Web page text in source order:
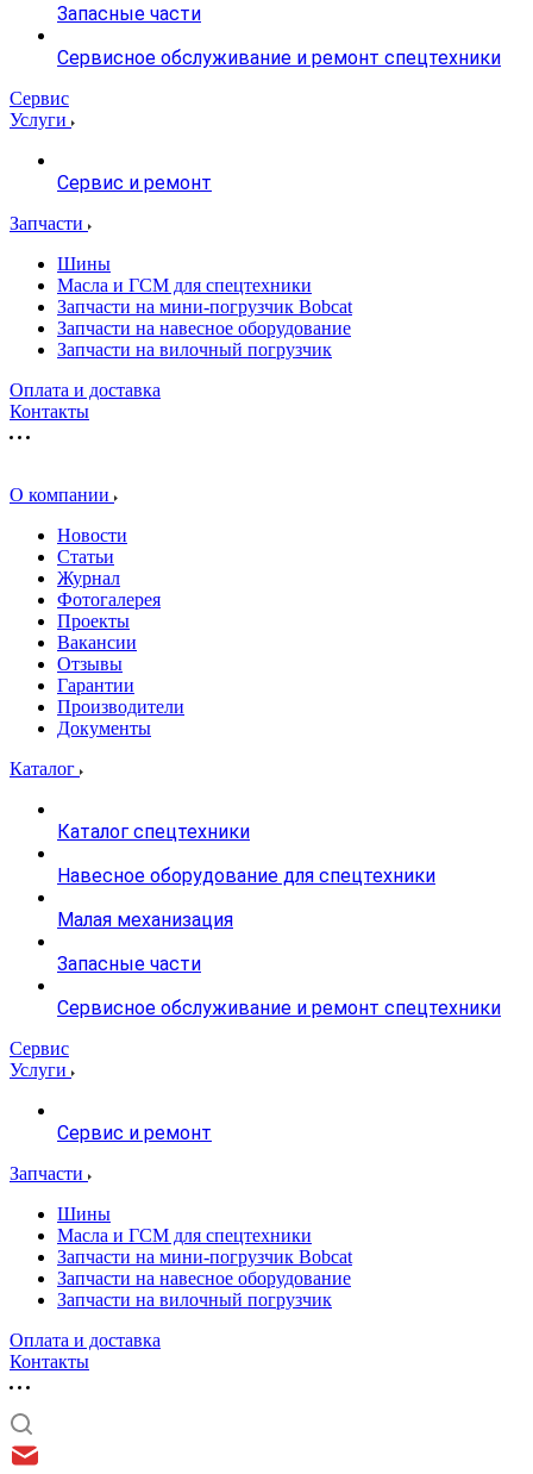
Запасные части
Сервисное обслуживание и ремонт спецтехники
Сервис
Услуги
Сервис и ремонт
Запчасти
Шины
Масла и ГСМ для спецтехники
Запчасти на мини-погрузчик Bobcat
Запчасти на навесное оборудование
Запчасти на вилочный погрузчик
Оплата и доставка
Контакты
О компании
Новости
Статьи
Журнал
Фотогалерея
Проекты
Вакансии
Отзывы
Гарантии
Производители
Документы
Каталог
Каталог спецтехники
Навесное оборудование для спецтехники
Малая механизация
Запасные части
Сервисное обслуживание и ремонт спецтехники
Сервис
Услуги
Сервис и ремонт
Запчасти
Шины
Масла и ГСМ для спецтехники
Запчасти на мини-погрузчик Bobcat
Запчасти на навесное оборудование
Запчасти на вилочный погрузчик
Оплата и доставка
Контакты